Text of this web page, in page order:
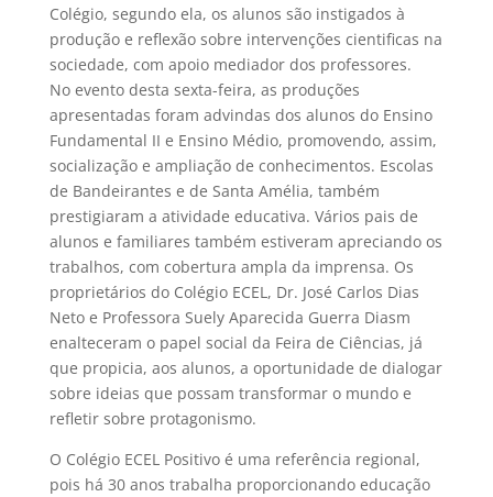
Colégio, segundo ela, os alunos são instigados à
produção e reflexão sobre intervenções cientificas na
sociedade, com apoio mediador dos professores.
No evento desta sexta-feira, as produções
apresentadas foram advindas dos alunos do Ensino
Fundamental II e Ensino Médio, promovendo, assim,
socialização e ampliação de conhecimentos. Escolas
de Bandeirantes e de Santa Amélia, também
prestigiaram a atividade educativa. Vários pais de
alunos e familiares também estiveram apreciando os
trabalhos, com cobertura ampla da imprensa. Os
proprietários do Colégio ECEL, Dr. José Carlos Dias
Neto e Professora Suely Aparecida Guerra Diasm
enalteceram o papel social da Feira de Ciências, já
que propicia, aos alunos, a oportunidade de dialogar
sobre ideias que possam transformar o mundo e
refletir sobre protagonismo.
O Colégio ECEL Positivo é uma referência regional,
pois há 30 anos trabalha proporcionando educação